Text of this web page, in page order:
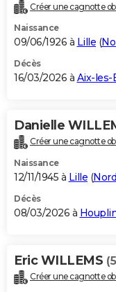
Créer une cagnotte
Naissance
09/06/1926 à Lille (
Décès
16/03/2026 à Aix-les-
Danielle
Créer une cagnotte
Naissance
12/11/1945 à Lille (Nord
Décès
08/03/2026 à
Eric WILLEMS
Créer une cagnotte